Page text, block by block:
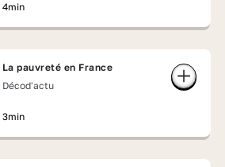
4min
La pauvreté en France
Décod'actu
3min